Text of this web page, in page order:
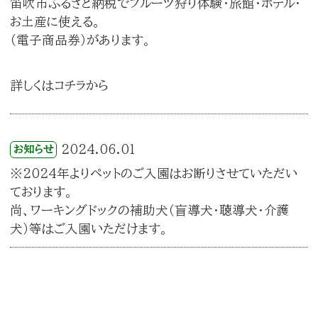
笛吹市ふるさと納税でフルーツ狩り体験・旅館・ホテル・
お土産に使える。
（電子商品券）があります。
詳しくはコチラから
お知らせ 2024.06.01
※2024年よりペットのご入園はお断りさせていただい
ております。
尚、ワーキングドックの補助犬（盲導犬・聴導犬・介護
犬）等はご入園いただけます。